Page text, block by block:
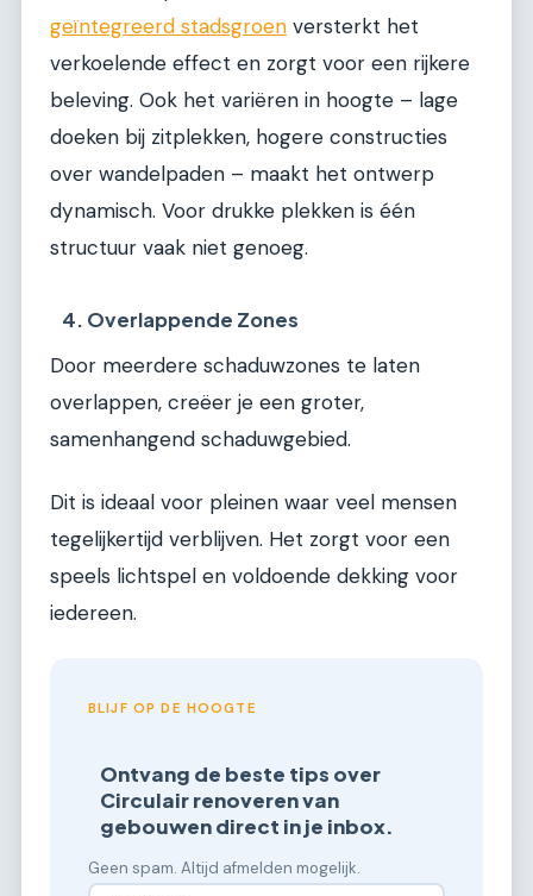
geïntegreerd stadsgroen versterkt het
verkoelende effect en zorgt voor een rijkere
beleving. Ook het variëren in hoogte – lage
doeken bij zitplekken, hogere constructies
over wandelpaden – maakt het ontwerp
dynamisch. Voor drukke plekken is één
structuur vaak niet genoeg.
4. Overlappende Zones
Door meerdere schaduwzones te laten
overlappen, creëer je een groter,
samenhangend schaduwgebied.
Dit is ideaal voor pleinen waar veel mensen
tegelijkertijd verblijven. Het zorgt voor een
speels lichtspel en voldoende dekking voor
iedereen.
BLIJF OP DE HOOGTE
Ontvang de beste tips over
Circulair renoveren van
gebouwen direct in je inbox.
Geen spam. Altijd afmelden mogelijk.